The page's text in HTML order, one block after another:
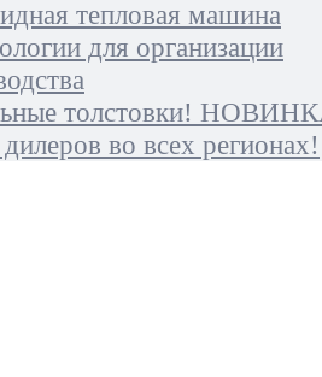
тепловая машина
для организации
толстовки!
во всех регионах!